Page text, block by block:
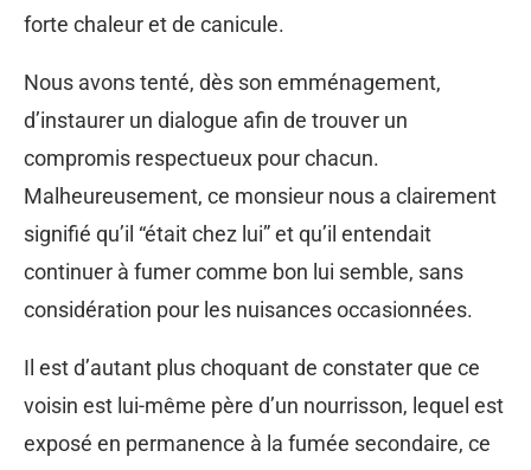
forte chaleur et de canicule.
Nous avons tenté, dès son emménagement,
d’instaurer un dialogue afin de trouver un
compromis respectueux pour chacun.
Malheureusement, ce monsieur nous a clairement
signifié qu’il “était chez lui” et qu’il entendait
continuer à fumer comme bon lui semble, sans
considération pour les nuisances occasionnées.
Il est d’autant plus choquant de constater que ce
voisin est lui-même père d’un nourrisson, lequel est
exposé en permanence à la fumée secondaire, ce